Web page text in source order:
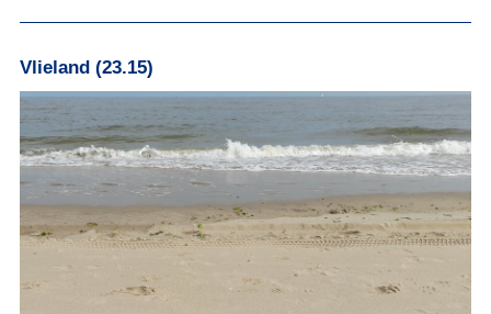
Vlieland (23.15)